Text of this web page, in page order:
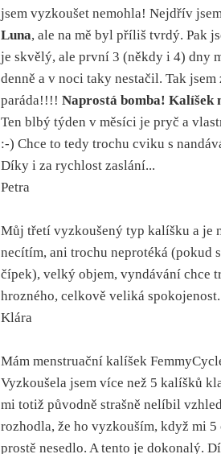
jsem vyzkoušet nemohla! Nejdřív
Luna, ale na mě byl příliš tvrdý. Pak
je skvělý, ale první 3 (někdy i 4) dny
denně a v noci taky nestačil. Tak jsem
paráda!!!! Naprostá bomba! Kalíšek
Ten blbý týden v měsíci je pryč a
:-) Chce to tedy trochu cviku s
Díky i za rychlost zaslání...
Petra
Můj třetí vyzkoušený typ kalíšku a je
necítím, ani trochu neprotéká (pokud
čípek), velký objem, vyndávání chce
hrozného, celkově veliká spokojenost.
Klára
Mám menstruační kalíšek
Vyzkoušela jsem více než 5 kalíšků
mi totiž původně strašně nelíbil
rozhodla, že ho vyzkouším, když mi
prostě nesedlo. A tento je dokonalý.